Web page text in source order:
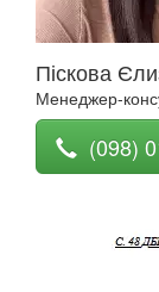
Піскова
Менеджер-
(098)